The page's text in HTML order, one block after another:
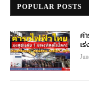
POPULAR POSTS
ค่
เ